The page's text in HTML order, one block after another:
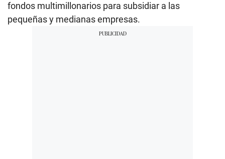
fondos multimillonarios para subsidiar a las
pequeñas y medianas empresas.